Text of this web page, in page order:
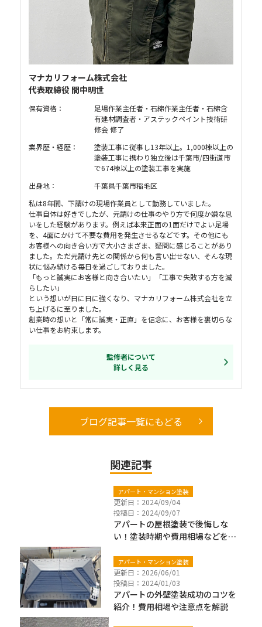
マナカリフォーム株式会社
代表取締役 間中明世
保有資格：
足場作業主任者・石綿作業主任者・石綿含
有建材調査者・アステックペイント技術研
修会 修了
業界歴・経歴：
塗装工事に従事し13年以上。1,000棟以上の
塗装工事に携わり独立後は千葉市/四街道市
で674棟以上の塗装工事を実施
出身地：
千葉県千葉市稲毛区
私は8年間、下請けの現場作業員として勤務していました。
仕事自体は好きでしたが、元請けの仕事のやり方で何度か嫌な思
いをした経験があります。例えば本来正面の1面だけでよい足場
を、4面にかけて不要な費用を発生させるなどです。その他にも
お客様への向き合い方で大小さまざま、疑問に感じることがあり
ました。ただ元請け先との関係から何も言い出せない、そんな現
状に悩み続ける毎日を過ごしておりました。
「もっと誠実にお客様と向き合いたい」「工事で失敗する方を減
らしたい」
という想いが日に日に強くなり、マナカリフォーム株式会社を立
ち上げるに至りました。
創業時の想いと「常に誠実・正直」を信念に、お客様を裏切らな
い仕事をお約束します。
監修者について
詳しく見る
ブログ記事一覧にもどる
関連記事
アパート・マンション塗装
更新日：2024/09/04
投稿日：2024/09/07
アパートの屋根塗装で後悔しな
い！塗装時期や費用相場などを解
アパート・マンション塗装
更新日：2026/06/01
投稿日：2024/01/03
アパートの外壁塗装成功のコツを
紹介！費用相場や注意点を解説